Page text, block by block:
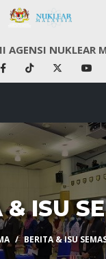
AGENSI NUKLEAR
& ISU
BERITA & ISU